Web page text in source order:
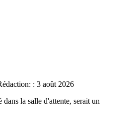
: 3 août 2026
dans la salle d'attente, serait un